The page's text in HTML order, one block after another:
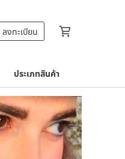
ลงทะเบียน
ประเภทสินค้า